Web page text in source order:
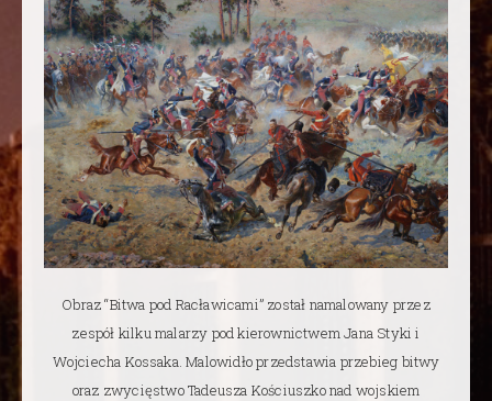
Obraz “Bitwa pod Racławicami” został namalowany przez
zespół kilku malarzy pod kierownictwem Jana Styki i
Wojciecha Kossaka. Malowidło przedstawia przebieg bitwy
oraz zwycięstwo Tadeusza Kościuszko nad wojskiem